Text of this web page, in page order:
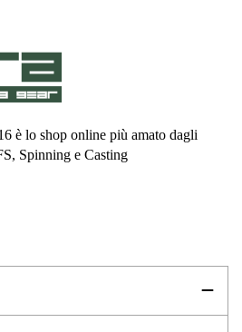
è lo shop online più amato dagli
Spinning e Casting